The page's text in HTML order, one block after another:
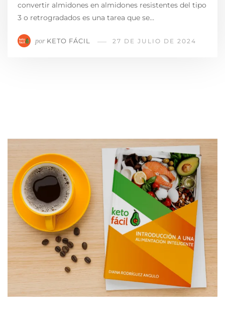
convertir almidones en almidones resistentes del tipo
3 o retrogradados es una tarea que se…
por KETO FÁCIL 27 DE JULIO DE 2024